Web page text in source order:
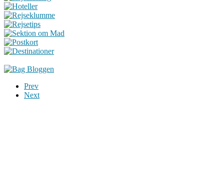
Prev
Next